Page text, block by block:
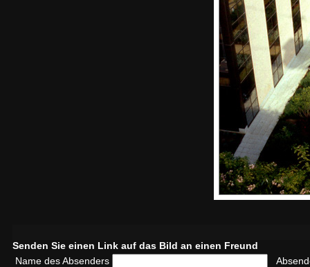
Senden Sie einen Link auf das Bild an einen Freund
Name des Absenders